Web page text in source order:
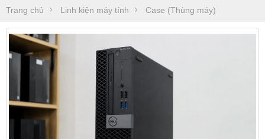
Trang chủ Linh kiện máy tính Case (Thùng máy)